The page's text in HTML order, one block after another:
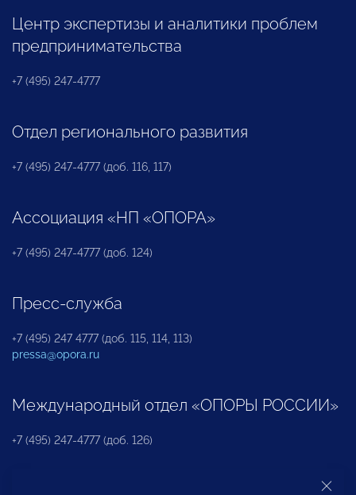
Центр экспертизы и аналитики проблем
предпринимательства
+7 (495) 247-4777
Отдел регионального развития
+7 (495) 247-4777 (доб. 116, 117)
Ассоциация «НП «ОПОРА»
+7 (495) 247-4777 (доб. 124)
Пресс-служба
+7 (495) 247 4777 (доб. 115, 114, 113)
pressa@opora.ru
Международный отдел «ОПОРЫ РОССИИ»
+7 (495) 247-4777 (доб. 126)